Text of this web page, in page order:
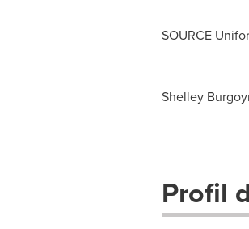
SOURCE Unifor
Shelley
Profil